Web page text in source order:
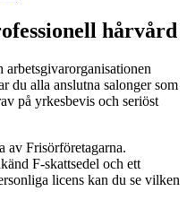
hårvård
arbetsgivarorganisationen
du alla anslutna salonger som
på yrkesbevis och seriöst
av Frisörföretagarna.
F-skattsedel och ett
licens kan du se vilken